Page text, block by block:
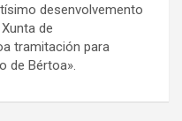
desenvolvemento
de
tramitación para
de Bértoa».